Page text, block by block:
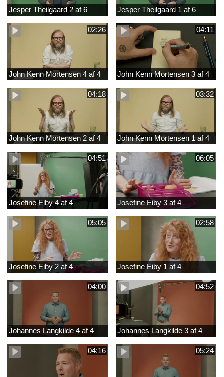
Jesper Theilgaard 2 af 6 Jesper Theilgaard 1 af 6
02:26
John Kenn Mortensen 4 af 4
04:11
John Kenn Mortensen 3 af 4
04:18
John Kenn Mortensen 2 af 4
03:32
John Kenn Mortensen 1 af 4
04:51
Josefine Eiby 4 af 4
06:05
Josefine Eiby 3 af 4
05:05
Josefine Eiby 2 af 4
02:58
Josefine Eiby 1 af 4
04:00
Johannes Langkilde 4 af 4
04:52
Johannes Langkilde 3 af 4
04:16 05:24